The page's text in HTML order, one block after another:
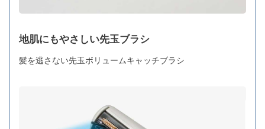
地肌にもやさしい先玉ブラシ
髪を逃さない先玉ボリュームキャッチブラシ